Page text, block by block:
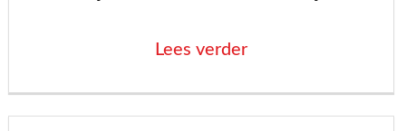
Lees verder“Pleidooi